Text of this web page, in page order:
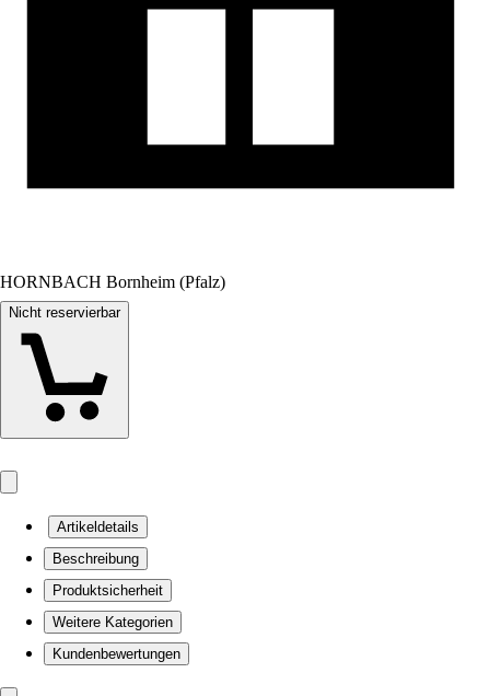
HORNBACH Bornheim (Pfalz)
Nicht reservierbar
Artikeldetails
Beschreibung
Produktsicherheit
Weitere Kategorien
Kundenbewertungen